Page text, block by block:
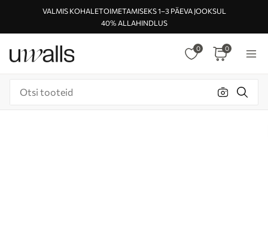
VALMIS KOHALETOIMETAMISEKS 1–3 PÄEVA JOOKSUL
40% ALLAHINDLUS
0 0